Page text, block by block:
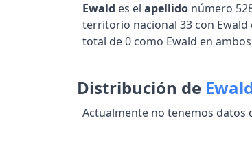
Ewald es el apellido número
territorio nacional 33 con Ewald
total de 0 como Ewald en
Distribución de
Actualmente no tenemos datos